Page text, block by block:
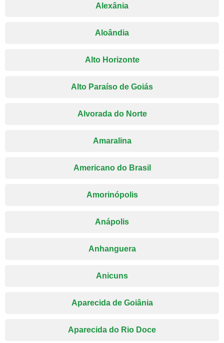
Alexânia
Aloândia
Alto Horizonte
Alto Paraíso de Goiás
Alvorada do Norte
Amaralina
Americano do Brasil
Amorinópolis
Anápolis
Anhanguera
Anicuns
Aparecida de Goiânia
Aparecida do Rio Doce